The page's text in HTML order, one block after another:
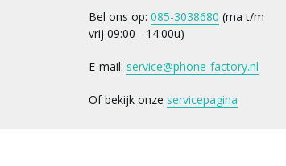
Bel ons op: 085-3038680 (ma t/m
vrij 09:00 - 14:00u)
E-mail: service@phone-factory.nl
Of bekijk onze servicepagina